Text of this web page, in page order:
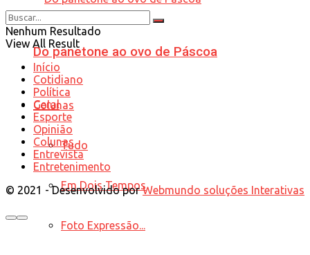
Do panetone ao ovo de Páscoa
Colunas
Tudo
Em Dois Tempos
Foto Expressão...
Nenhum Resultado
View All Result
Início
Cotidiano
Política
Geral
Esporte
Opinião
Colunas
Entrevista
Entretenimento
© 2021 - Desenvolvido porWebmundo soluções Interativas